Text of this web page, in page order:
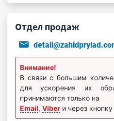
Отдел продаж
Внимание!
В связи с большим
для ускорения их
принимаются только на
Email, Viber и через кнопку